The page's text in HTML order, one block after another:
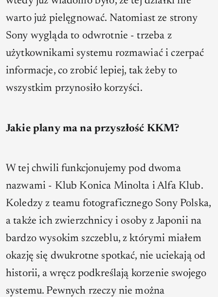
warto już pielęgnować. Natomiast ze strony
Sony wygląda to odwrotnie - trzeba z
użytkownikami systemu rozmawiać i czerpać
informacje, co zrobić lepiej, tak żeby to
wszystkim przynosiło korzyści.
Jakie plany ma na przyszłość KKM?
W tej chwili funkcjonujemy pod dwoma
nazwami - Klub Konica Minolta i Alfa Klub.
Koledzy z teamu fotograficznego Sony Polska,
a także ich zwierzchnicy i osoby z Japonii na
bardzo wysokim szczeblu, z którymi miałem
okazję się dwukrotne spotkać, nie uciekają od
historii, a wręcz podkreślają korzenie swojego
systemu. Pewnych rzeczy nie można